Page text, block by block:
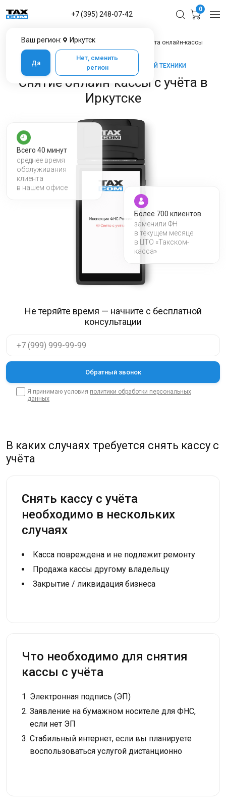
Ваш регион: Иркутск
Да
Нет, сменить
регион
+7 (395) 248-07-42
0
Главная Услуги ЦТО в Иркутске Снятие с учёта онлайн-кассы
ТАКСКОМ-КАССА — МАРКЕТ КАССОВОЙ ТЕХНИКИ
Снятие онлайн-кассы с учёта в
Иркутске
Не теряйте время — начните с бесплатной
консультации
Я принимаю условия политики обработки персональных
данных
Всего 40 минут
среднее время
обслуживания
клиента
в нашем офисе
Более 700 клиентов
заменили ФН
в текущем месяце
в ЦТО «Такском-
касса»
В каких случаях требуется снять кассу с
учёта
Снять кассу с учёта
необходимо в нескольких
случаях
Касса повреждена и не подлежит ремонту
Продажа кассы другому владельцу
Закрытие / ликвидация бизнеса
Что необходимо для снятия
кассы с учёта
Электронная подпись (ЭП)
Заявление на бумажном носителе для ФНС,
если нет ЭП
Стабильный интернет, если вы планируете
воспользоваться услугой дистанционно